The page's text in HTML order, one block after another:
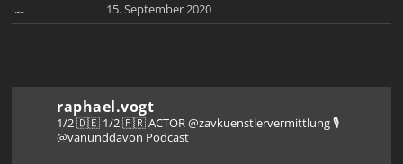
15. September 2020
raphael.vogt
1/2 🇩🇪 1/2 🇫🇷 ACTOR @zavkuenstlervermittlung🎙️
@vanunddavon Podcast